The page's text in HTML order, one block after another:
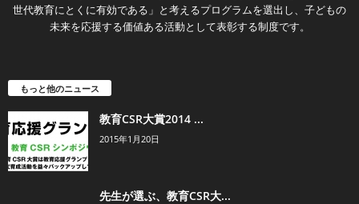
世代教育にとくに有効である」と考えるプログラムを選出し、子どもの
未来を応援する価値ある活動として表彰する制度です。
もっと他のニュース
教育CSR大賞2014 ...
2015年1月20日
先生が選ぶ、教育CSR大...